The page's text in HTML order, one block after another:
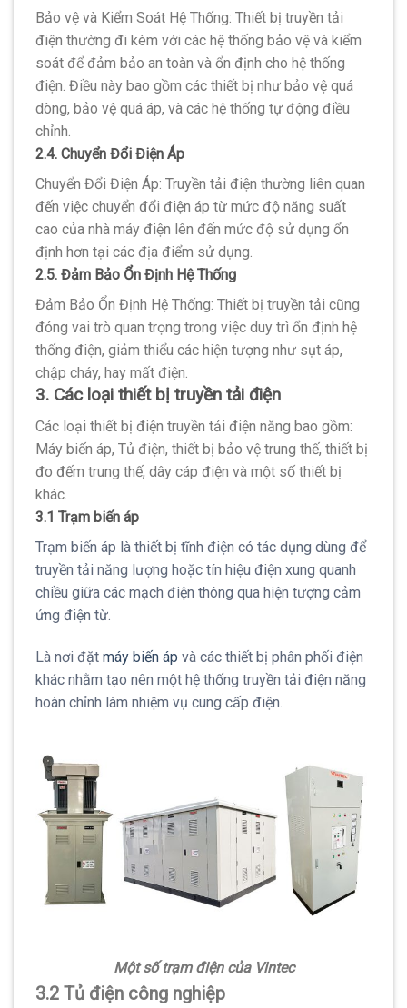
Bảo vệ và Kiểm Soát Hệ Thống: Thiết bị truyền tải
điện thường đi kèm với các hệ thống bảo vệ và kiểm
soát để đảm bảo an toàn và ổn định cho hệ thống
điện. Điều này bao gồm các thiết bị như bảo vệ quá
dòng, bảo vệ quá áp, và các hệ thống tự động điều
chỉnh.
2.4. Chuyển Đổi Điện Áp
Chuyển Đổi Điện Áp: Truyền tải điện thường liên quan
đến việc chuyển đổi điện áp từ mức độ năng suất
cao của nhà máy điện lên đến mức độ sử dụng ổn
định hơn tại các địa điểm sử dụng.
2.5. Đảm Bảo Ổn Định Hệ Thống
Đảm Bảo Ổn Định Hệ Thống: Thiết bị truyền tải cũng
đóng vai trò quan trọng trong việc duy trì ổn định hệ
thống điện, giảm thiểu các hiện tượng như sụt áp,
chập cháy, hay mất điện.
3. Các loại thiết bị truyền tải điện
Các loại thiết bị điện truyền tải điện năng bao gồm:
Máy biến áp, Tủ điện, thiết bị bảo vệ trung thế, thiết bị
đo đếm trung thế, dây cáp điện và một số thiết bị
khác.
3.1 Trạm biến áp
Trạm biến áp là thiết bị tĩnh điện có tác dụng dùng để
truyền tải năng lượng hoặc tín hiệu điện xung quanh
chiều giữa các mạch điện thông qua hiện tượng cảm
ứng điện từ.
Là nơi đặt máy biến áp và các thiết bị phân phối điện
khác nhằm tạo nên một hệ thống truyền tải điện năng
hoàn chỉnh làm nhiệm vụ cung cấp điện.
Một số trạm điện của Vintec
3.2 Tủ điện công nghiệp